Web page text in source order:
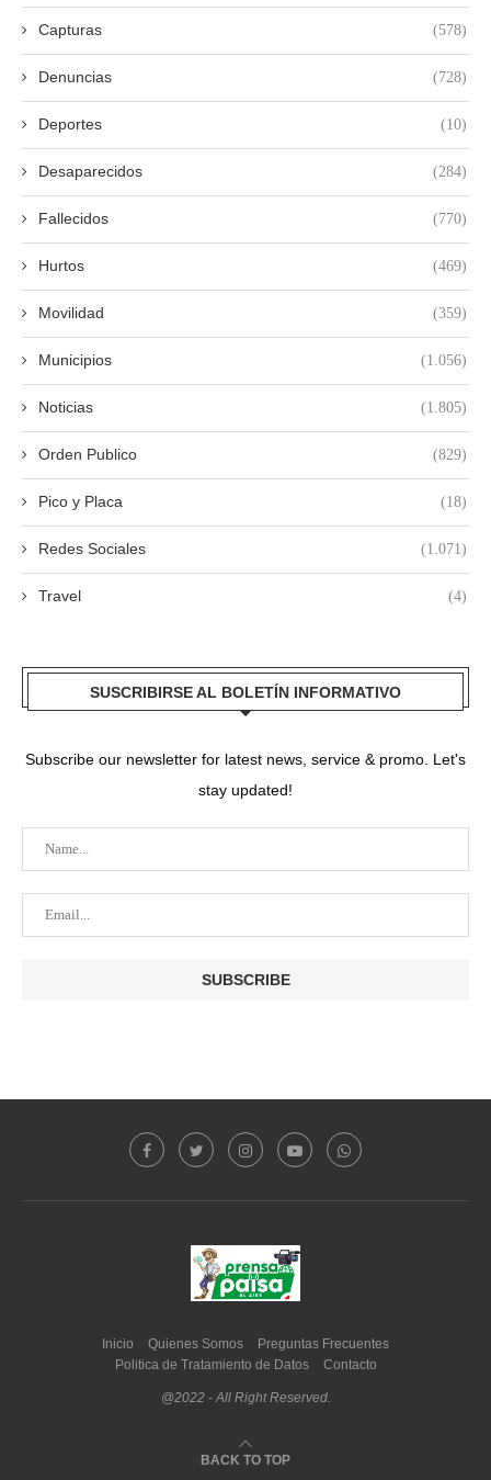
Capturas (578)
Denuncias (728)
Deportes (10)
Desaparecidos (284)
Fallecidos (770)
Hurtos (469)
Movilidad (359)
Municipios (1.056)
Noticias (1.805)
Orden Publico (829)
Pico y Placa (18)
Redes Sociales (1.071)
Travel (4)
SUSCRIBIRSE AL BOLETÍN INFORMATIVO
Subscribe our newsletter for latest news, service & promo. Let's
stay updated!
Inicio Quienes Somos
Preguntas Frecuentes
Politica de Tratamiento de Datos
Contacto
@2022 - All Right Reserved.
BACK TO TOP